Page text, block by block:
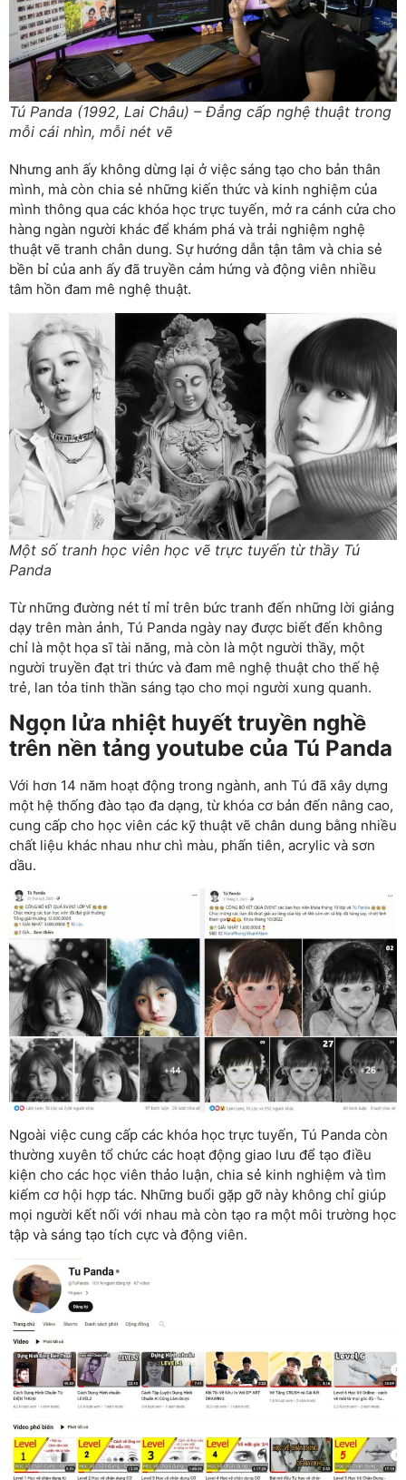
Tú Panda (1992, Lai Châu) – Đẳng cấp nghệ thuật trong
mỗi cái nhìn, mỗi nét vẽ
Nhưng anh ấy không dừng lại ở việc sáng tạo cho bản thân
mình, mà còn chia sẻ những kiến thức và kinh nghiệm của
mình thông qua các khóa học trực tuyến, mở ra cánh cửa cho
hàng ngàn người khác để khám phá và trải nghiệm nghệ
thuật vẽ tranh chân dung. Sự hướng dẫn tận tâm và chia sẻ
bền bỉ của anh ấy đã truyền cảm hứng và động viên nhiều
tâm hồn đam mê nghệ thuật.
Một số tranh học viên học vẽ trực tuyến từ thầy Tú
Panda
Từ những đường nét tỉ mỉ trên bức tranh đến những lời giảng
dạy trên màn ảnh, Tú Panda ngày nay được biết đến không
chỉ là một họa sĩ tài năng, mà còn là một người thầy, một
người truyền đạt tri thức và đam mê nghệ thuật cho thế hệ
trẻ, lan tỏa tinh thần sáng tạo cho mọi người xung quanh.
Ngọn lửa nhiệt huyết truyền nghề
trên nền tảng youtube của Tú Panda
Với hơn 14 năm hoạt động trong ngành, anh Tú đã xây dựng
một hệ thống đào tạo đa dạng, từ khóa cơ bản đến nâng cao,
cung cấp cho học viên các kỹ thuật vẽ chân dung bằng nhiều
chất liệu khác nhau như chì màu, phấn tiên, acrylic và sơn
dầu.
Ngoài việc cung cấp các khóa học trực tuyến, Tú Panda còn
thường xuyên tổ chức các hoạt động giao lưu để tạo điều
kiện cho các học viên thảo luận, chia sẻ kinh nghiệm và tìm
kiếm cơ hội hợp tác. Những buổi gặp gỡ này không chỉ giúp
mọi người kết nối với nhau mà còn tạo ra một môi trường học
tập và sáng tạo tích cực và động viên.